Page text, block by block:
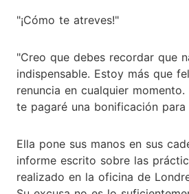
"¡Cómo te atreves!"
"Creo que debes recordar que
indispensable. Estoy más que
renuncia en cualquier
te pagaré una bonificación para
Ella pone sus manos en sus
informe escrito sobre las
realizado en la oficina de